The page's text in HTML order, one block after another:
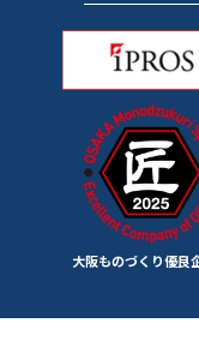
大阪ものづくり優良